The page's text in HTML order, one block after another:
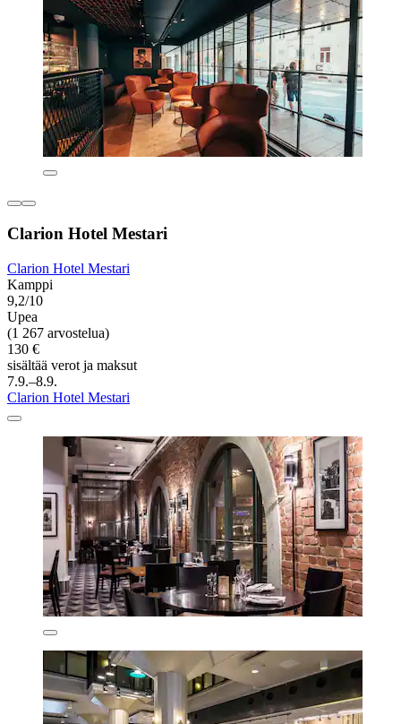
Clarion Hotel Mestari
Clarion Hotel Mestari
Kamppi
9,2/10
Upea
(1 267 arvostelua)
130 €
sisältää verot ja maksut
7.9.–8.9.
Clarion Hotel Mestari